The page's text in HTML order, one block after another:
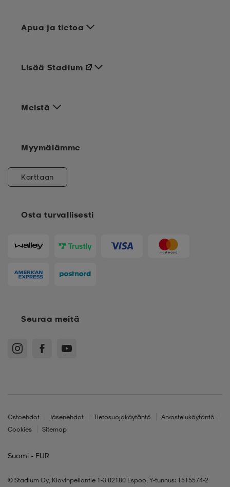
Apua ja tietoa
Meistä
Osta turvallisesti
Lisää Stadium
Myymälämme
Karttaan
Seuraa meitä
Ostoehdot Jäsenehdot Tietosuojakäytäntö
Arvostelukäytäntö
Cookies
Sitemap
Suomi - EUR
© Stadium Oy, Klovinpellontie 1-3 02180 Espoo, Y-tunnus: 1515574-2